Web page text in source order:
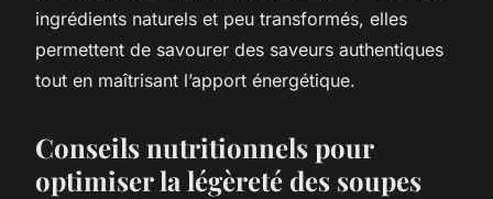
ingrédients naturels et peu transformés, elles
permettent de savourer des saveurs authentiques
tout en maîtrisant l’apport énergétique.
Conseils nutritionnels pour
optimiser la légèreté des soupes